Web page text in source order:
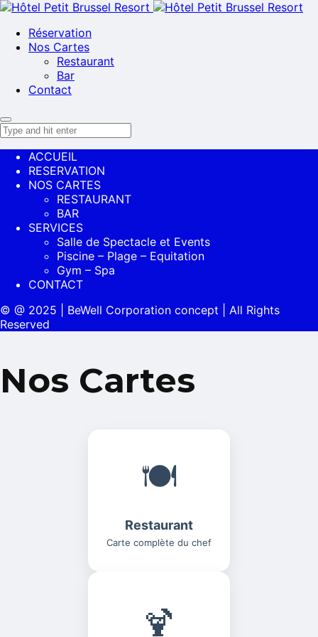
Réservation
Nos Cartes
Restaurant
Bar
Contact
ACCUEIL
RESERVATION
NOS CARTES
RESTAURANT
BAR
SERVICES
Salle de Spectacle et Events
Piscine – Plage – Equitation
Gym – Spa
CONTACT
© @ 2025 | BeWell Corporation concept | All Rights
Reserved
Nos Cartes
🍽️
Restaurant
Carte complète du chef
🍹